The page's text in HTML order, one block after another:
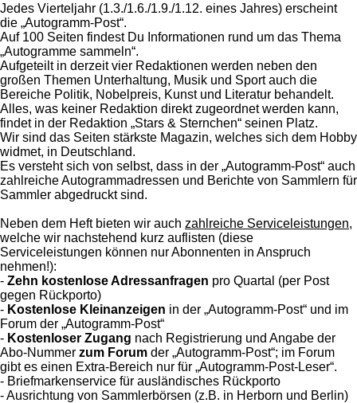
Jedes Vierteljahr (1.3./1.6./1.9./1.12. eines Jahres) erscheint
die „Autogramm-Post“.
Auf 100 Seiten findest Du Informationen rund um das Thema
„Autogramme sammeln“.
Aufgeteilt in derzeit vier Redaktionen werden neben den
großen Themen Unterhaltung, Musik und Sport auch die
Bereiche Politik, Nobelpreis, Kunst und Literatur behandelt.
Alles, was keiner Redaktion direkt zugeordnet werden kann,
findet in der Redaktion „Stars & Sternchen“ seinen Platz.
Wir sind das Seiten stärkste Magazin, welches sich dem Hobby
widmet, in Deutschland.
Es versteht sich von selbst, dass in der „Autogramm-Post“ auch
zahlreiche Autogrammadressen und Berichte von Sammlern für
Sammler abgedruckt sind.
Neben dem Heft bieten wir auch zahlreiche Serviceleistungen,
welche wir nachstehend kurz auflisten (diese
Serviceleistungen können nur Abonnenten in Anspruch
nehmen!):
- Zehn kostenlose Adressanfragen pro Quartal (per Post
gegen Rückporto)
- Kostenlose Kleinanzeigen in der „Autogramm-Post“ und im
Forum der „Autogramm-Post“
- Kostenloser Zugang nach Registrierung und Angabe der
Abo-Nummer zum Forum der „Autogramm-Post“; im Forum
gibt es einen Extra-Bereich nur für „Autogramm-Post-Leser“.
- Briefmarkenservice für ausländisches Rückporto
- Ausrichtung von Sammlerbörsen (z.B. in Herborn und Berlin)